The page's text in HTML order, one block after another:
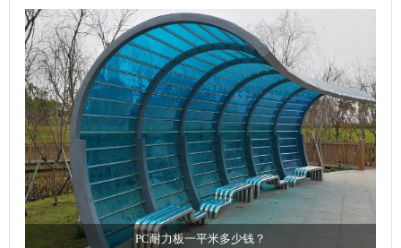
PC耐力板一平米多少钱？